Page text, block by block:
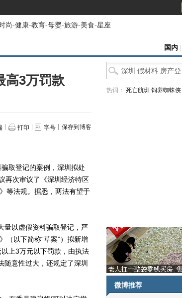
尚-健康-教育-母婴-旅游-美食-星座
国内
高3万罚款
打印 字号 保存到博客
取登记的案例，深圳拟处
再次审议了《深圳经济特区
等法规。据悉，两法有望于
以虚假资料骗取登记，严
（以下简称“草案”）拟新增
上3万元以下罚款，由执法
随意性过大，还规定了深圳
热词： 死亡航班 饲养蜘蛛侠
微博推荐